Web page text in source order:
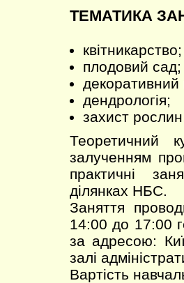
ТЕМАТИКА
квітникарство;
плодовий сад;
декоративний
дендрологія;
захист
Теоретичний
залученням
практичні
ділянках НБС.
Заняття
14:00 до 17:00
за адресою:
залі
Вартість